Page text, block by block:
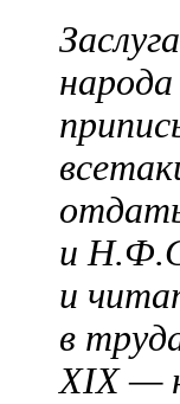
и
и
в
XIX —